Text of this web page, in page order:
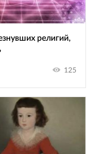
религий,
125